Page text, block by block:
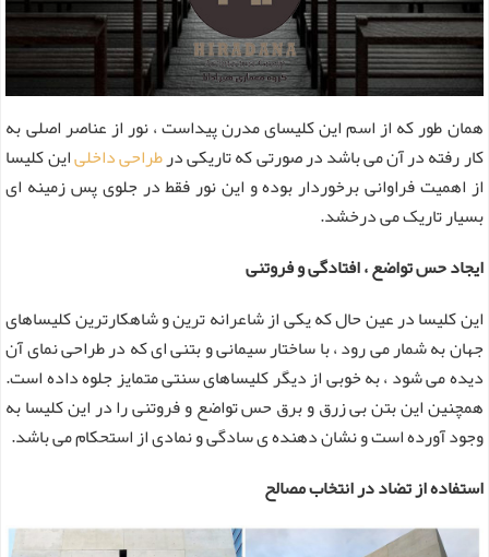
همان طور که از اسم این کلیسای مدرن پیداست ، نور از عناصر اصلی به
کار رفته در آن می باشد در صورتی که تاریکی درطراحی داخلیاین کلیسا
از اهمیت فراوانی برخوردار بوده و این نور فقط در جلوی پس زمینه ای
بسیار تاریک می درخشد.
ایجاد حس تواضع ، افتادگی و فروتنی
این کلیسا در عین حال که یکی از شاعرانه ترین و شاهکارترین کلیساهای
جهان به شمار می رود ، با ساختار سیمانی و بتنی ای که در طراحی نمای آن
دیده می شود ، به خوبی از دیگر کلیساهای سنتی متمایز جلوه داده است.
همچنین این بتن بی زرق و برق حس تواضع و فروتنی را در این کلیسا به
وجود آورده است و نشان دهنده ی سادگی و نمادی از استحکام می باشد.
استفاده از تضاد در انتخاب مصالح